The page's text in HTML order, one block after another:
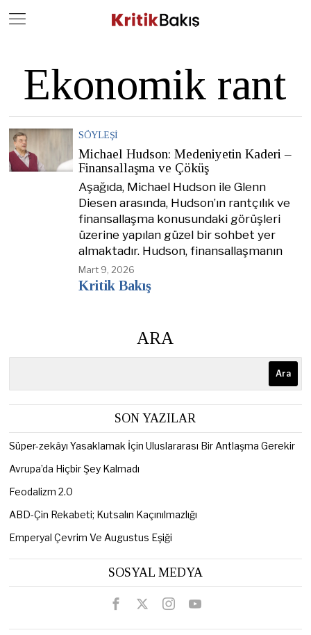
Ekonomik rant
SÖYLEŞI
Michael Hudson: Medeniyetin Kaderi –
Finansallaşma ve Çöküş
Aşağıda, Michael Hudson ile Glenn
Diesen arasında, Hudson’ın rantçılık ve
finansallaşma konusundaki görüşleri
üzerine yapılan güzel bir sohbet yer
almaktadır. Hudson, finansallaşmanın
Mart 9, 2026
Kritik Bakış
ARA
Ara
SON YAZILAR
Süper-zekâyı Yasaklamak İçin Uluslararası Bir Antlaşma Gerekir
Avrupa’da Hiçbir Şey Kalmadı
Feodalizm 2.0
ABD-Çin Rekabeti; Kutsalın Kaçınılmazlığı
Emperyal Çevrim Ve Augustus Eşiği
SOSYAL MEDYA